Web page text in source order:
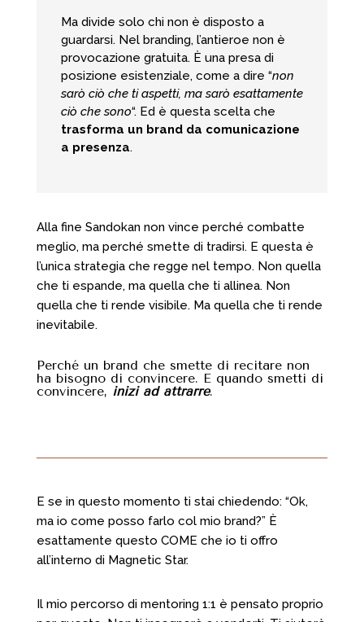
Ma divide solo chi non è disposto a
guardarsi. Nel branding, l’antieroe non è
provocazione gratuita. È una presa di
posizione esistenziale, come a dire “non
sarò ciò che ti aspetti, ma sarò esattamente
ciò che sono“. Ed è questa scelta che
trasforma un brand da comunicazione
a presenza.
Alla fine Sandokan non vince perché combatte
meglio, ma perché smette di tradirsi. E questa è
l’unica strategia che regge nel tempo. Non quella
che ti espande, ma quella che ti allinea. Non
quella che ti rende visibile. Ma quella che ti rende
inevitabile.
Perché un brand che smette di recitare non
ha bisogno di convincere. E quando smetti di
convincere, inizi ad attrarre.
E se in questo momento ti stai chiedendo: “Ok,
ma io come posso farlo col mio brand?” È
esattamente questo COME che io ti offro
all’interno di Magnetic Star.
Il mio percorso di mentoring 1:1 è pensato proprio